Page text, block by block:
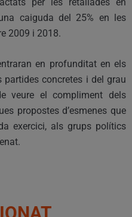
caiguda del 25% en les
2009 i 2018.
en profunditat en els
partides concretes i del grau
veure el compliment dels
propostes d’esmenes que
exercici, als grups polítics